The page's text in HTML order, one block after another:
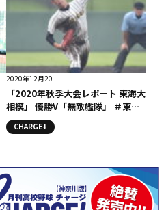
2020年12月20
「2020年秋季大会レポート 東海大
相模」 優勝V「無敵艦隊」 ＃東海
大相模
CHARGE+